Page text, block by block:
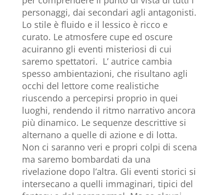
personaggi, dai secondari agli antagonisti.
Lo stile è fluido e il lessico è ricco e
curato. Le atmosfere cupe ed oscure
acuiranno gli eventi misteriosi di cui
saremo spettatori. L’ autrice cambia
spesso ambientazioni, che risultano agli
occhi del lettore come realistiche
riuscendo a percepirsi proprio in quei
luoghi, rendendo il ritmo narrativo ancora
più dinamico. Le sequenze descrittive si
alternano a quelle di azione e di lotta.
Non ci saranno veri e propri colpi di scena
ma saremo bombardati da una
rivelazione dopo l’altra. Gli eventi storici si
intersecano a quelli immaginari, tipici del